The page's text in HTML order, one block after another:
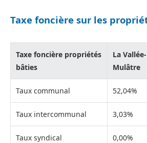
Taxe foncière sur les
Taxe foncière propriétés
bâties
La Vallée-
Mulâtre
Taux communal 52,04%
Taux intercommunal 3,03%
Taux syndical 0,00%